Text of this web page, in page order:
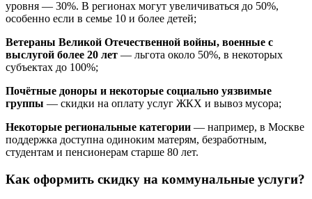
уровня — 30%. В регионах могут увеличиваться до 50%,
особенно если в семье 10 и более детей;
Ветераны Великой Отечественной войны, военные с
выслугой более 20 лет — льгота около 50%, в некоторых
субъектах до 100%;
Почётные доноры и некоторые социально уязвимые
группы — скидки на оплату услуг ЖКХ и вывоз мусора;
Некоторые региональные категории — например, в Москве
поддержка доступна одиноким матерям, безработным,
студентам и пенсионерам старше 80 лет.
Как оформить скидку на коммунальные услуги?